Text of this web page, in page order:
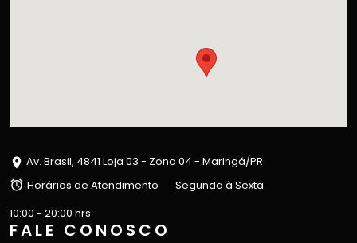
Av. Brasil, 4841 Loja 03 - Zona 04 - Maringá/PR
Horários de Atendimento
Segunda à Sexta
10:00 - 20:00 hrs
FALE CONOSCO